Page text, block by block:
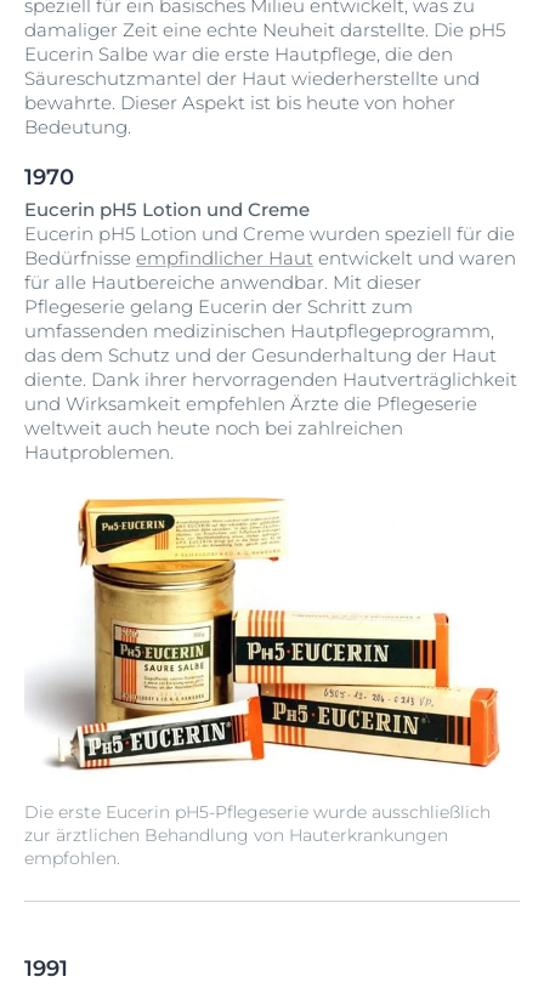
speziell für ein basisches Milieu entwickelt, was zu
damaliger Zeit eine echte Neuheit darstellte. Die pH5
Eucerin Salbe war die erste Hautpflege, die den
Säureschutzmantel der Haut wiederherstellte und
bewahrte. Dieser Aspekt ist bis heute von hoher
Bedeutung.
1970
Eucerin pH5 Lotion und Creme
Eucerin pH5 Lotion und Creme wurden speziell für die
Bedürfnisse empfindlicher Haut entwickelt und waren
für alle Hautbereiche anwendbar. Mit dieser
Pflegeserie gelang Eucerin der Schritt zum
umfassenden medizinischen Hautpflegeprogramm,
das dem Schutz und der Gesunderhaltung der Haut
diente. Dank ihrer hervorragenden Hautverträglichkeit
und Wirksamkeit empfehlen Ärzte die Pflegeserie
weltweit auch heute noch bei zahlreichen
Hautproblemen.
Die erste Eucerin pH5-Pflegeserie wurde ausschließlich
zur ärztlichen Behandlung von Hauterkrankungen
empfohlen.
1991